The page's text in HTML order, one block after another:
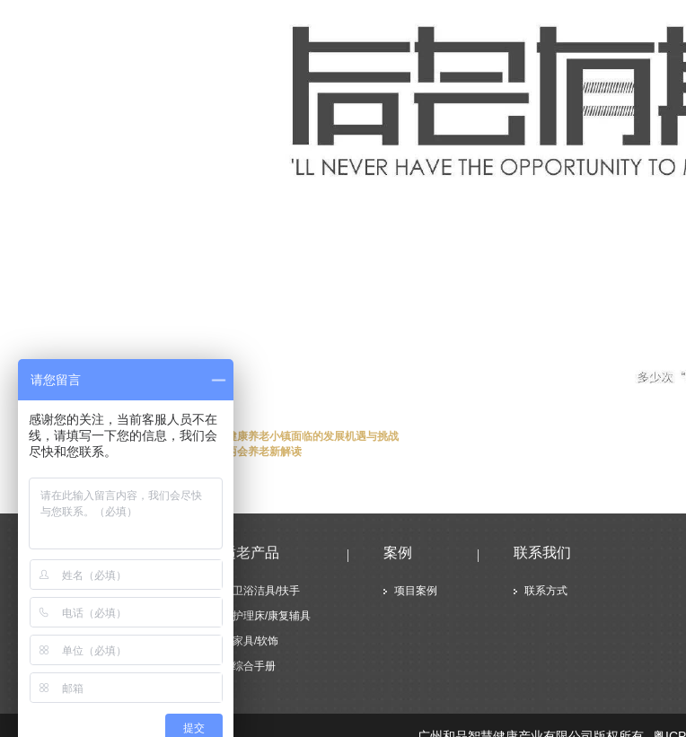
上一篇【谢谢分享】第三十四期：健康养老小镇面临的发展机遇与挑战
下一篇【谢谢分享】第三十二期：两会养老新解读
新闻中心
公司新闻
谢谢分享
行业资讯
适老产品
卫浴洁具/扶手
护理床/康复辅具
家具/软饰
综合手册
案例
项目案例
联系我们
联系方式
请您留言
感谢您的关注，当前客服人员不在
线，请填写一下您的信息，我们会
尽快和您联系。
提交